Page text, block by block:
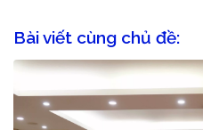
Bài viết cùng chủ đề: